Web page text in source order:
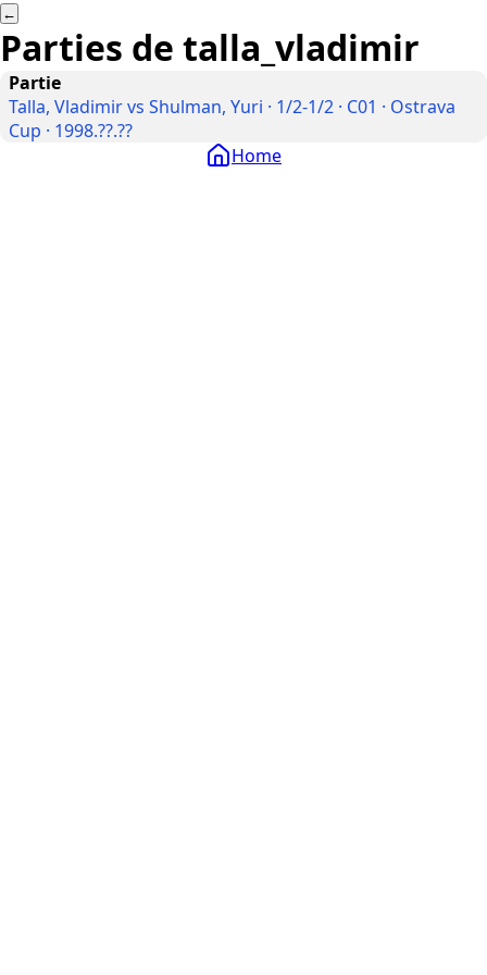
←
Parties de talla_vladimir
Partie
Talla, Vladimir vs Shulman, Yuri · 1/2-1/2 · C01 · Ostrava
Cup · 1998.??.??
Home